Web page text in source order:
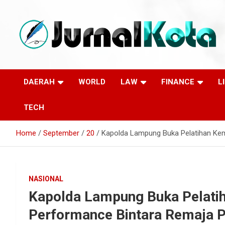
content
JURNALKOTA.NET
DAERAH WORLD LAW FINANCE
TECH
Home September 20 Kapolda Lampung Buka Pelatihan
NASIONAL
Kapolda Lampung Buka
Performance Bintara Remaja